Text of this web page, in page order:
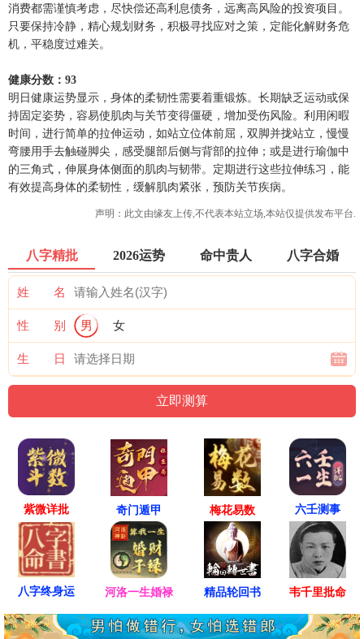
消费都需谨慎考虑，尽快偿还高利息债务，远离高风险的投资项目。
只要保持冷静，精心规划财务，积极寻找应对之策，定能化解财务危
机，平稳度过难关。
健康分数：93
明日健康运势显示，身体的柔韧性需要着重锻炼。长期缺乏运动或保
持固定姿势，容易使肌肉与关节变得僵硬，增加受伤风险。利用闲暇
时间，进行简单的拉伸运动，如站立位体前屈，双脚并拢站立，慢慢
弯腰用手去触碰脚尖，感受腿部后侧与背部的拉伸；或是进行瑜伽中
的三角式，伸展身体侧面的肌肉与韧带。定期进行这些拉伸练习，能
有效提高身体的柔韧性，缓解肌肉紧张，预防关节疾病。
声明：此文由缘友上传,不代表本站立场,本站仅提供发布平台.
八字精批 2026运势 命中贵人 八字合婚
姓 名
性 别 男 女
生 日
紫微详批 奇门遁甲 梅花易数 六壬测事
八字终身运 河洛一生婚禄 精品轮回书 韦千里批命